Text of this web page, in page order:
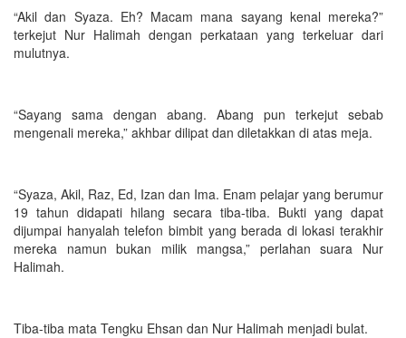
“Akil dan Syaza. Eh? Macam mana sayang kenal mereka?”
terkejut Nur Halimah dengan perkataan yang terkeluar dari
mulutnya.
“Sayang sama dengan abang. Abang pun terkejut sebab
mengenali mereka,” akhbar dilipat dan diletakkan di atas meja.
“Syaza, Akil, Raz, Ed, Izan dan Ima. Enam pelajar yang berumur
19 tahun didapati hilang secara tiba-tiba. Bukti yang dapat
dijumpai hanyalah telefon bimbit yang berada di lokasi terakhir
mereka namun bukan milik mangsa,” perlahan suara Nur
Halimah.
Tiba-tiba mata Tengku Ehsan dan Nur Halimah menjadi bulat.